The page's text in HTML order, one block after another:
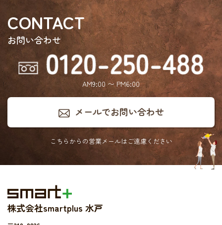
CONTACT
お問い合わせ
AM9:00 〜 PM6:00
メールでお問い合わせ
こちらからの営業メールはご遠慮ください
株式会社smartplus 水戸